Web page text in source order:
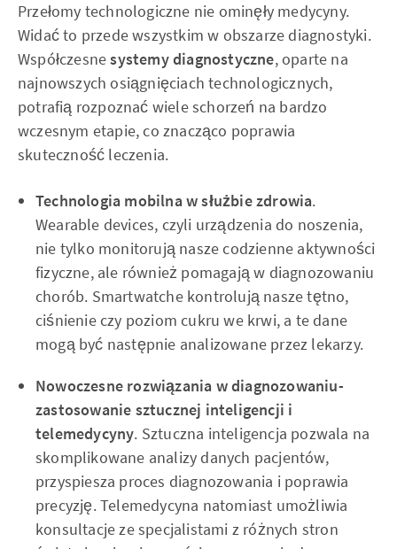
Przełomy technologiczne nie ominęły medycyny.
Widać to przede wszystkim w obszarze diagnostyki.
Współczesnesystemy diagnostyczne, oparte na
najnowszych osiągnięciach technologicznych,
potrafią rozpoznać wiele schorzeń na bardzo
wczesnym etapie, co znacząco poprawia
skuteczność leczenia.
Technologia mobilna w służbie zdrowia.
Wearable devices, czyli urządzenia do noszenia,
nie tylko monitorują nasze codzienne aktywności
fizyczne, ale również pomagają w diagnozowaniu
chorób. Smartwatche kontrolują nasze tętno,
ciśnienie czy poziom cukru we krwi, a te dane
mogą być następnie analizowane przez lekarzy.
Nowoczesne rozwiązania w diagnozowaniu-
zastosowanie sztucznej inteligencji i
telemedycyny. Sztuczna inteligencja pozwala na
skomplikowane analizy danych pacjentów,
przyspiesza proces diagnozowania i poprawia
precyzję. Telemedycyna natomiast umożliwia
konsultacje ze specjalistami z różnych stron